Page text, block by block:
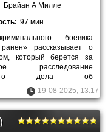
Брайан А Милле
97 мин
боевика
рассказывает о
который берется за
расследование
дела об
и убийствах.
имеет
19-08-2025, 13:17